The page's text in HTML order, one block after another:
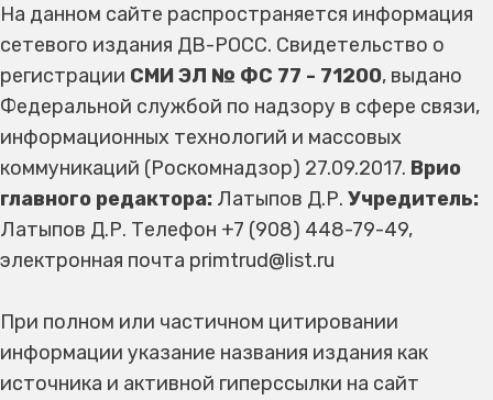
На данном сайте распространяется информация
сетевого издания ДВ-РОСС. Свидетельство о
регистрации СМИ ЭЛ № ФС 77 - 71200, выдано
Федеральной службой по надзору в сфере связи,
информационных технологий и массовых
коммуникаций (Роскомнадзор) 27.09.2017. Врио
главного редактора: Латыпов Д.Р. Учредитель:
Латыпов Д.Р. Телефон +7 (908) 448-79-49,
электронная почта primtrud@list.ru
При полном или частичном цитировании
информации указание названия издания как
источника и активной гиперссылки на сайт